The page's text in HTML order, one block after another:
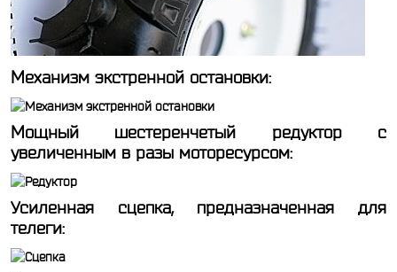
Механизм экстренной остановки:
Мощный шестеренчетый редуктор с
увеличенным в разы моторесурсом:
Усиленная сцепка, предназначенная для
телеги: